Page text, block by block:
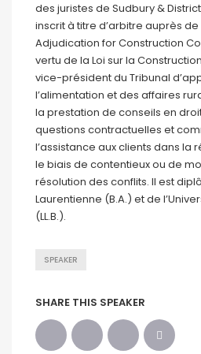
des juristes de Sudbury &
inscrit à titre d’arbitre auprès de
Adjudication for Construction
vertu de la Loi sur la
vice-président du Tribunal
l’alimentation et des affaires
la prestation de conseils en
questions contractuelles et
l’assistance aux clients dans la
le biais de contentieux ou de
résolution des conflits. Il est
Laurentienne (B.A.) et de
(LL.B.).
SPEAKER
SHARE THIS SPEAKER